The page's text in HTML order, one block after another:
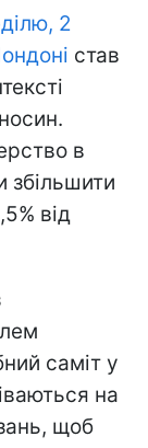
2
став
в
збільшити
від
саміт у
на
щоб